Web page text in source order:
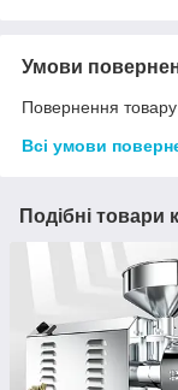
Умови
Повернення
Всі умови
Подібні товари